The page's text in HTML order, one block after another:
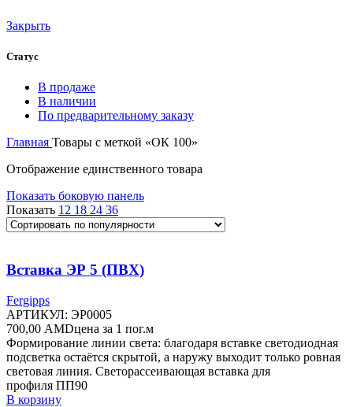
Закрыть
Статус
В продаже
В наличии
По предварительному заказу
Главная Товары с меткой «ОК 100»
Отображение единственного товара
Показать боковую панель
Показать 12 18 24 36
Вставка ЭР 5 (ПВХ)
Fergipps
АРТИКУЛ: ЭР0005
700,00 AMDцена за 1 пог.м
Формирование линии света: благодаря вставке светодиодная
подсветка остаётся скрытой, а наружу выходит только ровная
световая линия. Светорассеивающая вставка для
профиля ПП90
В корзину